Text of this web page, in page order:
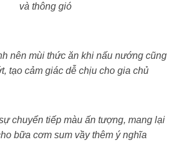
và thông gió
nên mùi thức ăn khi nấu nướng cũng
tạo cảm giác dễ chịu cho gia chủ
chuyển tiếp màu ấn tượng, mang lại
bữa cơm sum vầy thêm ý nghĩa